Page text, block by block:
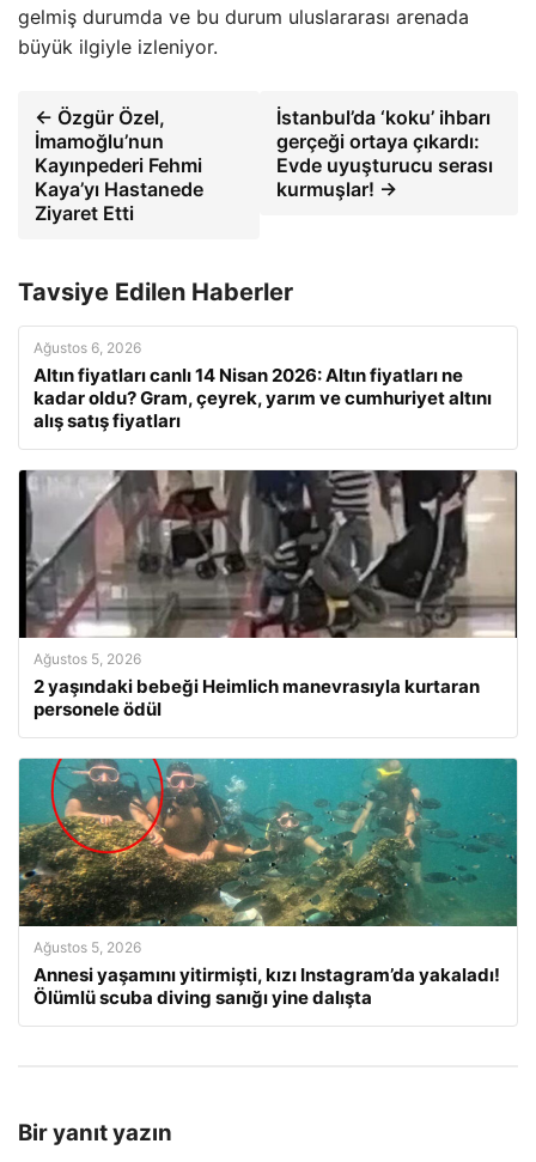
gelmiş durumda ve bu durum uluslararası arenada
büyük ilgiyle izleniyor.
← Özgür Özel,
İmamoğlu’nun
Kayınpederi Fehmi
Kaya’yı Hastanede
Ziyaret Etti
İstanbul’da ‘koku’ ihbarı
gerçeği ortaya çıkardı:
Evde uyuşturucu serası
kurmuşlar! →
Tavsiye Edilen Haberler
Ağustos 6, 2026
Altın fiyatları canlı 14 Nisan 2026: Altın fiyatları ne
kadar oldu? Gram, çeyrek, yarım ve cumhuriyet altını
alış satış fiyatları
Ağustos 5, 2026
2 yaşındaki bebeği Heimlich manevrasıyla kurtaran
personele ödül
Ağustos 5, 2026
Annesi yaşamını yitirmişti, kızı Instagram’da yakaladı!
Ölümlü scuba diving sanığı yine dalışta
Bir yanıt yazın